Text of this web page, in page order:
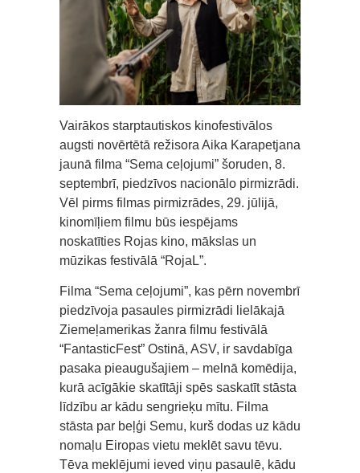
Vairākos starptautiskos kinofestivālos
augsti novērtētā režisora Aika Karapetjana
jaunā filma “Sema ceļojumi” šoruden, 8.
septembrī, piedzīvos nacionālo pirmizrādi.
Vēl pirms filmas pirmizrādes, 29. jūlijā,
kinomīļiem filmu būs iespējams
noskatīties Rojas kino, mākslas un
mūzikas festivālā “RojaL”.
Filma “Sema ceļojumi”, kas pērn novembrī
piedzīvoja pasaules pirmizrādi lielākajā
Ziemeļamerikas žanra filmu festivālā
“FantasticFest” Ostinā, ASV, ir savdabīga
pasaka pieaugušajiem – melnā komēdija,
kurā acīgākie skatītāji spēs saskatīt stāsta
līdzību ar kādu sengrieķu mītu. Filma
stāsta par beļģi Semu, kurš dodas uz kādu
nomaļu Eiropas vietu meklēt savu tēvu.
Tēva meklējumi ieved viņu pasaulē, kādu